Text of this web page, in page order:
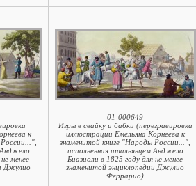
к
менее
Джулио
01-000649
Игры в свайку и бабки (перегравировка
иллюстрации Емельяна Корнеева к
знаменитой книге "Народы России...",
исполненная итальянцем Анджело
Биазиоли в 1825 году для не менее
знаменитой энциклопедии Джулио
Феррарио)